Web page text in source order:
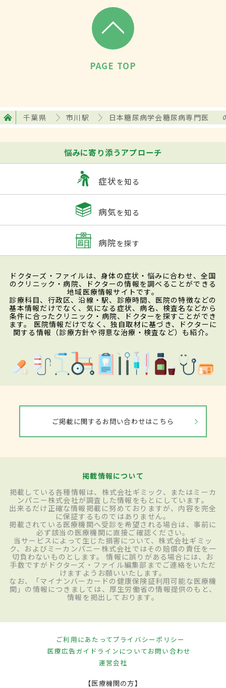
PAGE TOP
千葉県 市川駅 日本糖尿病学会糖尿病専門医
悩みに寄り添うアプローチ
症状を知る
病気を知る
病院を探す
ドクターズ・ファイルは、身体の症状・悩みに合わせ、全国
のクリニック・病院、ドクターの情報を調べることができる
地域医療情報サイトです。
診療科目、行政区、沿線・駅、診療時間、医院の特徴などの
基本情報だけでなく、気になる症状、病名、検査名などから
条件に合ったクリニック・病院、ドクターを探すことができ
ます。 医院情報だけでなく、独自取材に基づき、ドクターに
関する情報（診療方針や得意な治療・検査など）も紹介。
ご掲載に関するお問い合わせはこちら
掲載情報について
掲載している各種情報は、株式会社ギミック、またはミーカ
ンパニー株式会社が調査した情報をもとにしています。
出来るだけ正確な情報掲載に努めておりますが、内容を完全
に保証するものではありません。
掲載されている医療機関へ受診を希望される場合は、事前に
必ず該当の医療機関に直接ご確認ください。
当サービスによって生じた損害について、株式会社ギミッ
ク、およびミーカンパニー株式会社ではその賠償の責任を一
切負わないものとします。 情報に誤りがある場合には、お
手数ですがドクターズ・ファイル編集部までご連絡をいただ
けますようお願いいたします。
なお、「マイナンバーカードの健康保険証利用可能な医療機
関」の情報につきましては、厚生労働省の情報提供のもと、
情報を掲出しております。
ご利用にあたってプライバシーポリシー
医療広告ガイドラインについてお問い合わせ
運営会社
【医療機関の方】